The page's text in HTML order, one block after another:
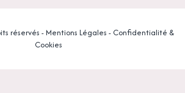
réservés -Mentions Légales - Confidentialité &
Cookies